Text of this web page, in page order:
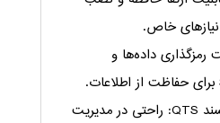
خاص.
رمزگذاری داده‌ها و
– سیستم عامل کاربرپسند QTS: راحتی در مدیریت